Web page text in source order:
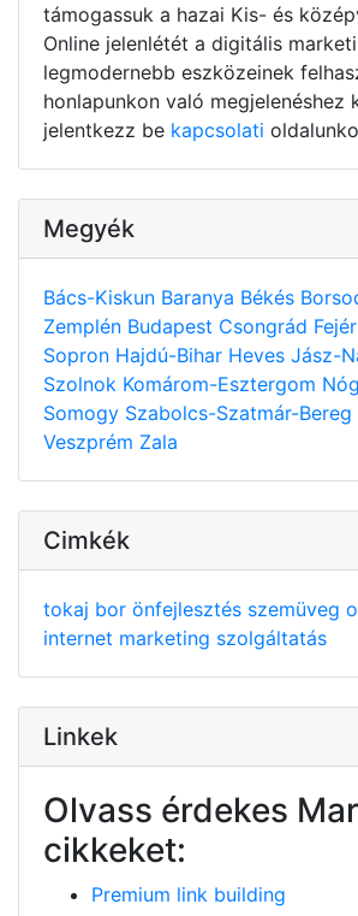
támogassuk a hazai Kis- és
Online jelenlétét a digitális
legmodernebb eszközeinek
honlapunkon való megjelenéshez
jelentkezz be kapcsolati
Megyék
Bács-Kiskun Baranya Békés
Zemplén Budapest Csongrád Fejér
Sopron Hajdú-Bihar Heves Jász-
Szolnok Komárom-Esztergom
Somogy Szabolcs-Szatmár-Bereg
Veszprém Zala
Cimkék
tokaj bor önfejlesztés szemüveg
internet marketing szolgáltatás
Linkek
Olvass érdekes
cikkeket:
Premium link building